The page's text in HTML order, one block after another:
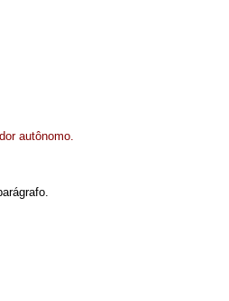
autônomo.